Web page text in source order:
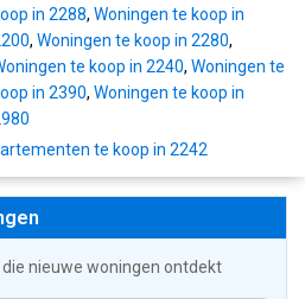
in 2288, Woningen te koop in
, Woningen te koop in 2280,
te koop in 2240, Woningen te
in 2390, Woningen te koop in
te koop in 2242
nieuwe woningen ontdekt